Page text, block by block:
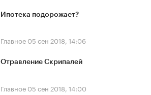
Ипотека подорожает?
Главное 05 сен 2018, 14:06
Отравление Скрипалей
Главное 05 сен 2018, 14:00